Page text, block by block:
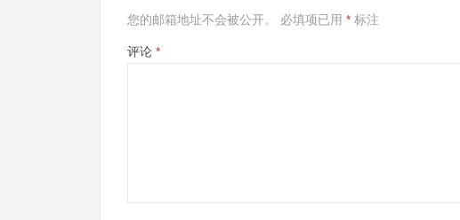
您的邮箱地址不会被公开。 必填项已用 * 标注
评论 *